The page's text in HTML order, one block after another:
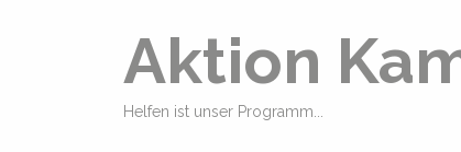
Aktion
Helfen ist unser Programm...